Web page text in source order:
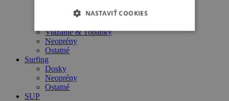
Wakeboard
Viazanie & Topánky
Neoprény
Ostatné
Surfing
Dosky
Neoprény
Ostatné
SUP
NASTAVIŤ COOKIES